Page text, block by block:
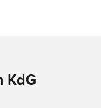
KdG